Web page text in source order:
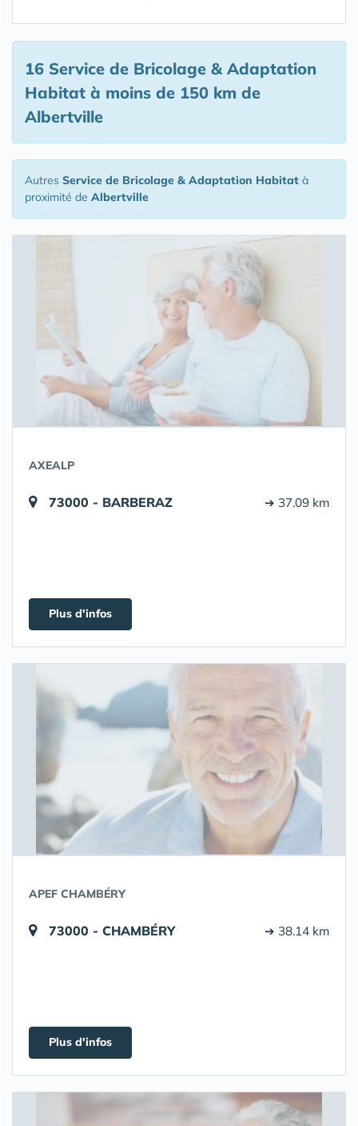
16 Service de Bricolage & Adaptation
Habitat à moins de 150 km de
Albertville
Autres Service de Bricolage & Adaptation Habitat à
proximité de Albertville
AXEALP
73000 - BARBERAZ ➔ 37.09 km
Plus d'infos
APEF CHAMBÉRY
73000 - CHAMBÉRY ➔ 38.14 km
Plus d'infos